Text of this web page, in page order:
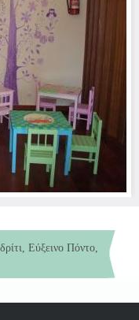
Εύξεινο Πόντο,